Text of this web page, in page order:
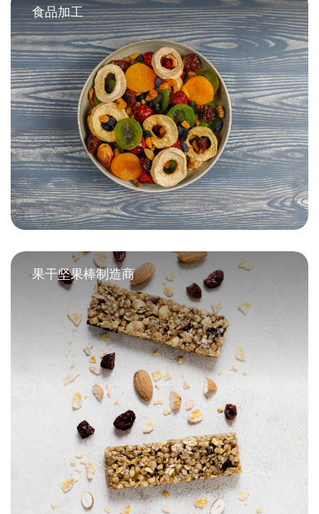
食品加工
果干坚果棒制造商